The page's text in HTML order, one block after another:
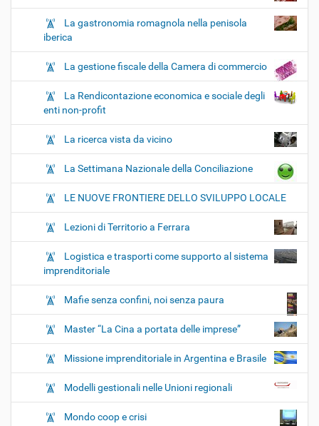
La gastronomia romagnola nella penisola
iberica
La gestione fiscale della Camera di commercio
La Rendicontazione economica e sociale degli
enti non-profit
La ricerca vista da vicino
La Settimana Nazionale della Conciliazione
LE NUOVE FRONTIERE DELLO SVILUPPO LOCALE
Lezioni di Territorio a Ferrara
Logistica e trasporti come supporto al sistema
imprenditoriale
Mafie senza confini, noi senza paura
Master “La Cina a portata delle imprese”
Missione imprenditoriale in Argentina e Brasile
Modelli gestionali nelle Unioni regionali
Mondo coop e crisi